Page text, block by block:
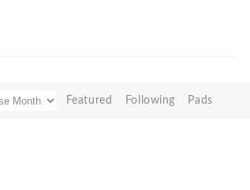
Featured Following Pads